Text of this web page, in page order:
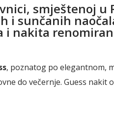
smještenoj u
i sunčanih
i nakita
, poznatog po elegantnom,
do večernje. Guess nakit